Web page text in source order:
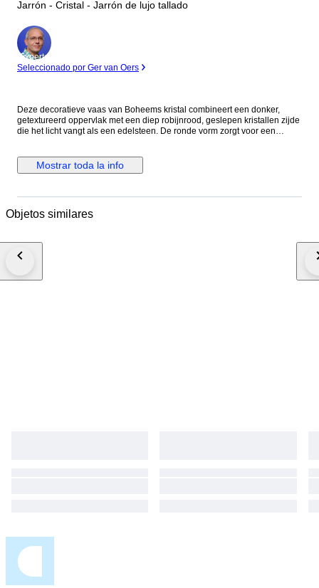
Jarrón - Cristal - Jarrón de lujo tallado
Experto
Seleccionado por Ger van Oers
Deze decoratieve vaas van Boheems kristal combineert een donker,
getextureerd oppervlak met een diep robijnrood, geslepen kristallen zijde
die het licht vangt als een edelsteen. De ronde vorm zorgt voor een
zelfstandig kleuraccent. Gemaakt van hoogwaardig Boheems kristal.
Hoogte 20 cm. Gestempeld op de bodem. Een stijlvol designobject met
verzekerd verzonden.
Mostrar toda la info
Objetos similares